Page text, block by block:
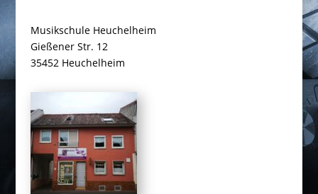
Musikschule Heuchelheim
Gießener Str. 12
35452 Heuchelheim